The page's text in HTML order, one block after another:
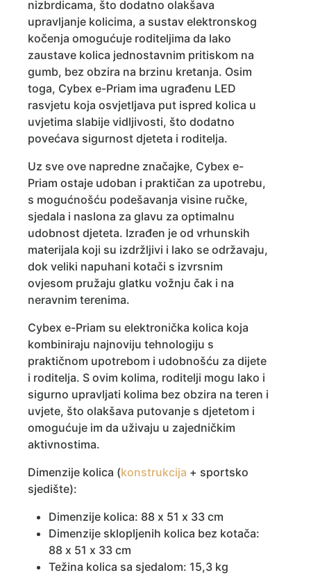
nizbrdicama, što dodatno olakšava
upravljanje kolicima, a sustav elektronskog
kočenja omogućuje roditeljima da lako
zaustave kolica jednostavnim pritiskom na
gumb, bez obzira na brzinu kretanja. Osim
toga, Cybex e-Priam ima ugrađenu LED
rasvjetu koja osvjetljava put ispred kolica u
uvjetima slabije vidljivosti, što dodatno
povećava sigurnost djeteta i roditelja.
Uz sve ove napredne značajke, Cybex e-
Priam ostaje udoban i praktičan za upotrebu,
s mogućnošću podešavanja visine ručke,
sjedala i naslona za glavu za optimalnu
udobnost djeteta. Izrađen je od vrhunskih
materijala koji su izdržljivi i lako se održavaju,
dok veliki napuhani kotači s izvrsnim
ovjesom pružaju glatku vožnju čak i na
neravnim terenima.
Cybex e-Priam su elektronička kolica koja
kombiniraju najnoviju tehnologiju s
praktičnom upotrebom i udobnošću za dijete
i roditelja. S ovim kolima, roditelji mogu lako i
sigurno upravljati kolima bez obzira na teren i
uvjete, što olakšava putovanje s djetetom i
omogućuje im da uživaju u zajedničkim
aktivnostima.
Dimenzije kolica (konstrukcija + sportsko
sjedište):
Dimenzije kolica: 88 x 51 x 33 cm
Dimenzije sklopljenih kolica bez kotača:
88 x 51 x 33 cm
Težina kolica sa sjedalom: 15,3 kg